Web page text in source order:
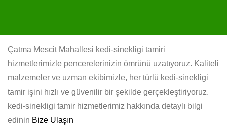
Çatma Mescit Mahallesi kedi-sinekligi tamiri
hizmetlerimizle pencerelerinizin ömrünü uzatıyoruz. Kaliteli
malzemeler ve uzman ekibimizle, her türlü kedi-sinekligi
tamir işini hızlı ve güvenilir bir şekilde gerçekleştiriyoruz.
kedi-sinekligi tamir hizmetlerimiz hakkında detaylı bilgi
edinin Bize Ulaşın